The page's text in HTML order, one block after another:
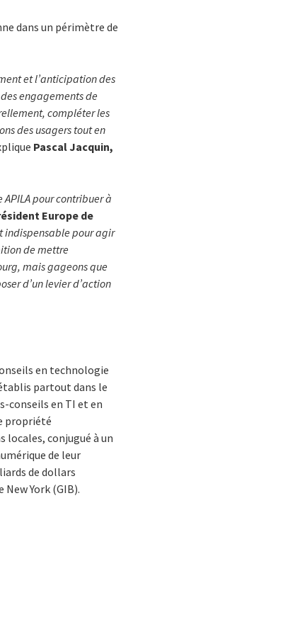
dans un périmètre de
et l’anticipation des
engagements de
compléter les
des usagers tout en
Pascal Jacquin,
pour contribuer à
Europe de
indispensable pour agir
de mettre
mais gageons que
d’un levier d’action
en technologie
partout dans le
conseils en TI et en
propriété
locales, conjugué à un
de leur
de dollars
New York (GIB).